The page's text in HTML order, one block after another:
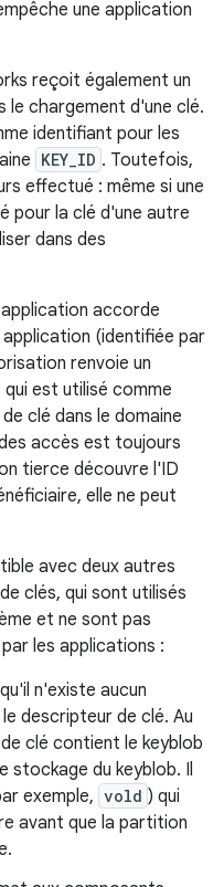
une application
reçoit également un
le chargement d'une clé.
identifiant pour les
KEY_ID . Toutefois,
effectué : même si une
pour la clé d'une autre
dans des
accorde
(identifiée par
renvoie un
est utilisé comme
clé dans le domaine
accès est toujours
tierce découvre l'ID
elle ne peut
avec deux autres
clés, qui sont utilisés
et ne sont pas
les applications :
n'existe aucun
descripteur de clé. Au
clé contient le keyblob
stockage du keyblob. Il
exemple, vold ) qui
avant que la partition